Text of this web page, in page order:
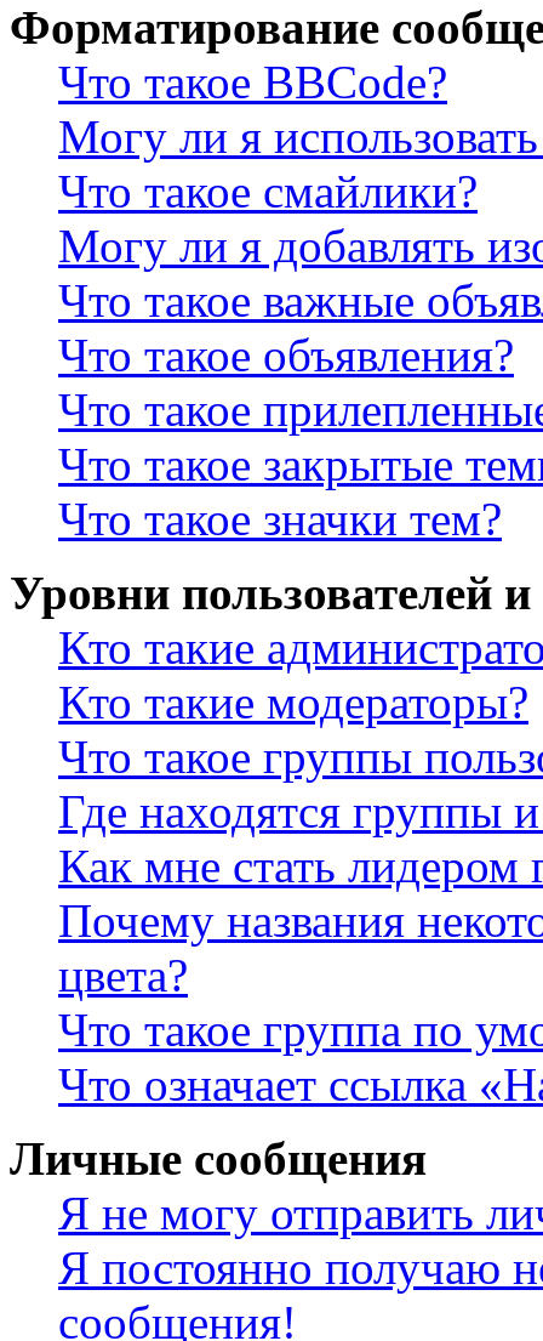
Форматирование
Что такое BBCode?
Могу ли я
Что такое смайлики?
Могу ли я добавлять
Что такое важные
Что такое объявления?
Что такое
Что такое закрытые
Что такое значки тем?
Уровни пользователей
Кто такие
Кто такие модераторы?
Что такое группы
Где находятся группы
Как мне стать лидером
Почему названия
цвета?
Что такое группа по
Что означает ссылка
Личные сообщения
Я не могу отправить
Я постоянно получаю
сообщения!